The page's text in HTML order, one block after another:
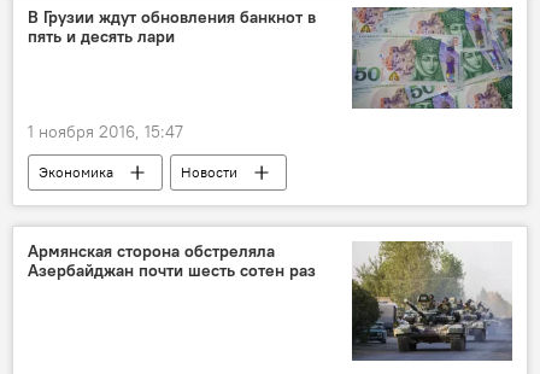
Фазиль Талыблы
Хикмет Ализаде
Государственный комитет по стандартизации, метрологии и патентам Азербайджана
Министерство экологии и природных ресурсов АР
В Грузии ждут обновления банкнот в
пять и десять лари
1 ноября 2016, 15:47
Экономика
Новости
Новости мира
Грузия
Национальный банк Грузии
Лари
Армянская сторона обстреляла
Азербайджан почти шесть сотен раз